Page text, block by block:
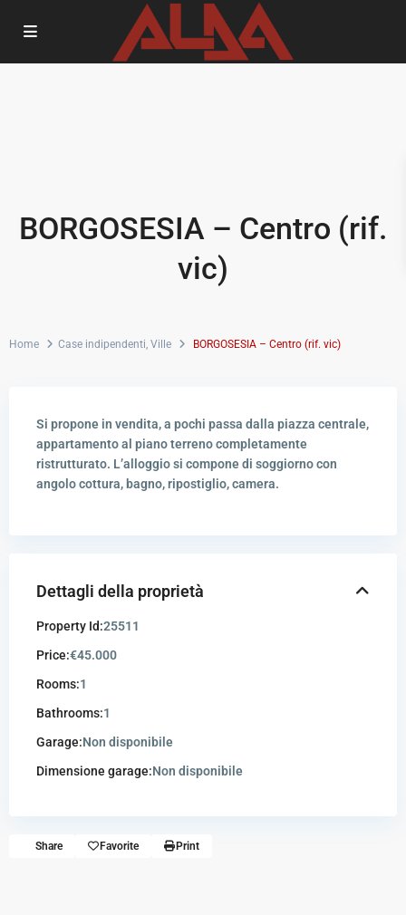
BORGOSESIA – Centro (rif.
vic)
Home Case indipendenti, Ville BORGOSESIA – Centro (rif. vic)
Si propone in vendita, a pochi passa dalla piazza centrale,
appartamento al piano terreno completamente
ristrutturato. L’alloggio si compone di soggiorno con
angolo cottura, bagno, ripostiglio, camera.
Dettagli della proprietà
Property Id:25511
Price:€45.000
Rooms:1
Bathrooms:1
Garage:Non disponibile
Dimensione garage:Non disponibile
Share Favorite Print